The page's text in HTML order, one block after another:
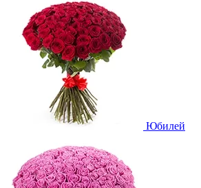
Юбилей